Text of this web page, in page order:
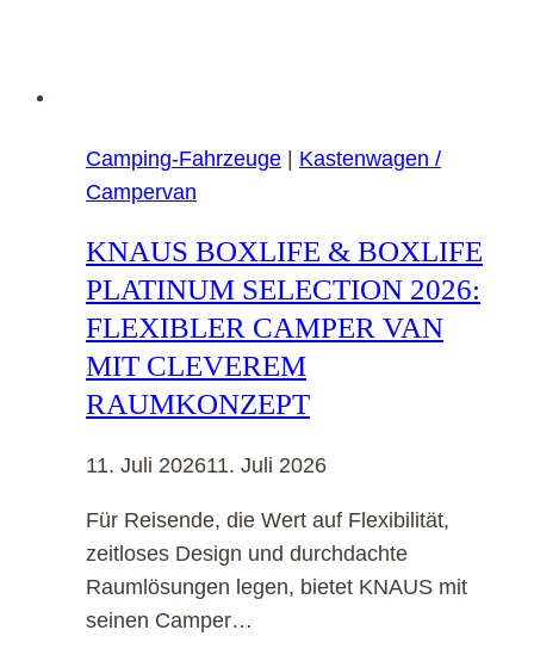
Camping-Fahrzeuge | Kastenwagen /
Campervan
KNAUS BOXLIFE & BOXLIFE
PLATINUM SELECTION 2026:
FLEXIBLER CAMPER VAN
MIT CLEVEREM
RAUMKONZEPT
11. Juli 202611. Juli 2026
Für Reisende, die Wert auf Flexibilität,
zeitloses Design und durchdachte
Raumlösungen legen, bietet KNAUS mit
seinen Camper…